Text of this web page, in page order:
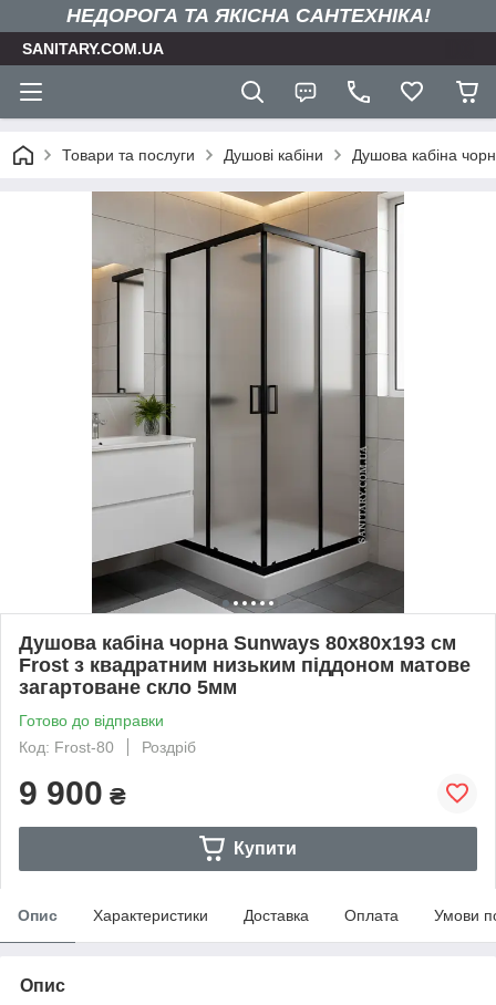
НЕДОРОГА ТА ЯКIСНА САНТЕХНІКА!
SANITARY.COM.UA
Товари та послуги Душові кабіни Душова кабіна
Душова кабіна чорна Sunways 80x80х193 см
Frost з квадратним низьким пiддоном матове
загартоване скло 5мм
Готово до відправки
Код: Frost-80
Роздріб
9 900 ₴
Купити
Опис Характеристики Доставка Оплата Умови
Опис